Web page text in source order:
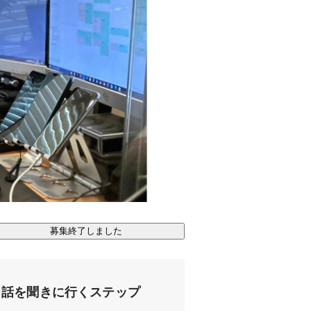
募集終了しました
話を聞きに行くステップ